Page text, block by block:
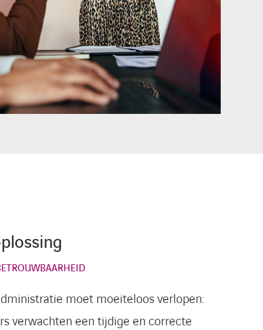
moet moeiteloos verlopen:
verwachten een tijdige en correcte